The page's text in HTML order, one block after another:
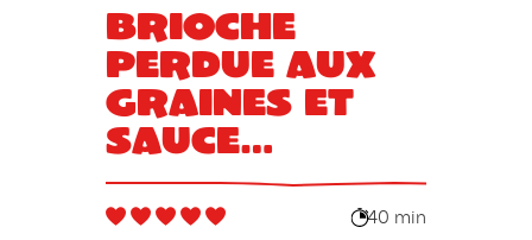
Brioche
perdue aux
graines et
sauce
chocolat
praliné
40 min